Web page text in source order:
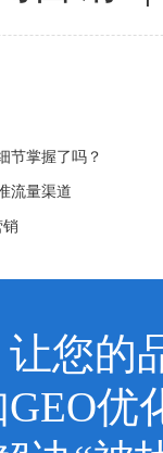
节掌握了吗？
流量渠道
让您的
GEO